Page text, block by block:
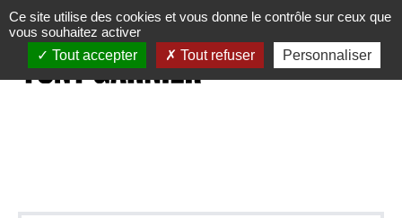
Panneau de gestion des cookies
Ce site utilise des cookies et vous donne le contrôle sur ceux que
vous souhaitez activer
Tout accepter
Tout refuser Personnaliser